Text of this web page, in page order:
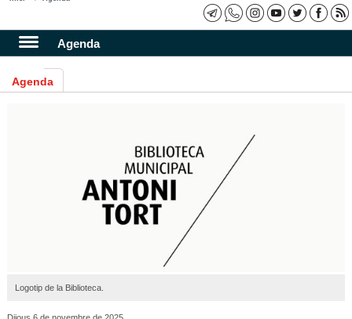
Agenda
Agenda
Logotip de la Biblioteca.